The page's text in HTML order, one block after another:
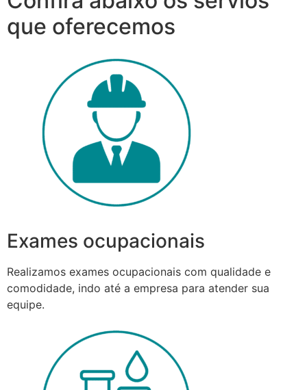
que oferecemos
Exames ocupacionais
Realizamos exames ocupacionais com qualidade e
comodidade, indo até a empresa para atender sua
equipe.